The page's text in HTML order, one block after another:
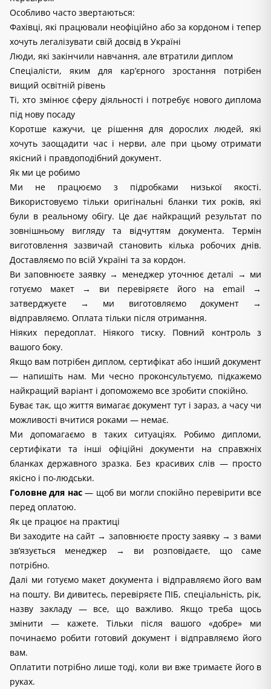
Особливо часто звертаються:
Фахівці, які працювали неофіційно або за кордоном і тепер
хочуть легалізувати свій досвід в Україні
Люди, які закінчили навчання, але втратили диплом
Спеціалісти, яким для кар’єрного зростання потрібен
вищий освітній рівень
Ті, хто змінює сферу діяльності і потребує нового диплома
під нову посаду
Коротше кажучи, це рішення для дорослих людей, які
хочуть заощадити час і нерви, але при цьому отримати
якісний і правдоподібний документ.
Як ми це робимо
Ми не працюємо з підробками низької якості.
Використовуємо тільки оригінальні бланки тих років, які
були в реальному обігу. Це дає найкращий результат по
зовнішньому вигляду та відчуттям документа. Термін
виготовлення зазвичай становить кілька робочих днів.
Доставляємо по всій Україні та за кордон.
Ви заповнюєте заявку → менеджер уточнює деталі → ми
готуємо макет → ви перевіряєте його на email →
затверджуєте → ми виготовляємо документ →
відправляємо. Оплата тільки після отримання.
Ніяких передоплат. Ніякого тиску. Повний контроль з
вашого боку.
Якщо вам потрібен диплом, сертифікат або інший документ
— напишіть нам. Ми чесно проконсультуємо, підкажемо
найкращий варіант і допоможемо все зробити спокійно.
Буває так, що життя вимагає документ тут і зараз, а часу чи
можливості вчитися роками — немає.
Ми допомагаємо в таких ситуаціях. Робимо дипломи,
сертифікати та інші офіційні документи на справжніх
бланках державного зразка. Без красивих слів — просто
якісно і по-людськи.
Головне для нас — щоб ви могли спокійно перевірити все
перед оплатою.
Як це працює на практиці
Ви заходите на сайт → заповнюєте просту заявку → з вами
зв’язується менеджер → ви розповідаєте, що саме
потрібно.
Далі ми готуємо макет документа і відправляємо його вам
на пошту. Ви дивитесь, перевіряєте ПІБ, спеціальність, рік,
назву закладу — все, що важливо. Якщо треба щось
змінити — кажете. Тільки після вашого «добре» ми
починаємо робити готовий документ і відправляємо його
вам.
Оплатити потрібно лише тоді, коли ви вже тримаєте його в
руках.